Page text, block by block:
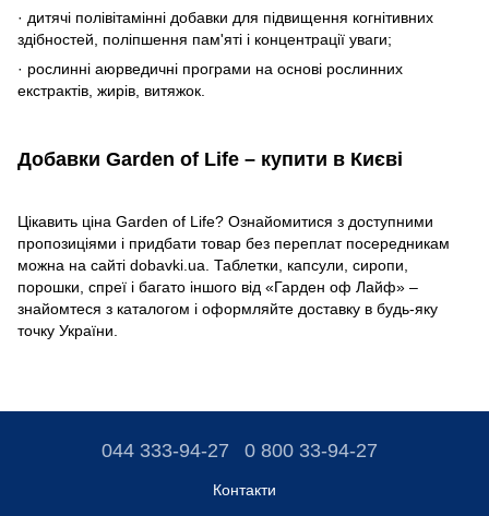
· дитячі полівітамінні добавки для підвищення когнітивних
здібностей, поліпшення пам'яті і концентрації уваги;
· рослинні аюрведичні програми на основі рослинних
екстрактів, жирів, витяжок.
Добавки Garden of Life – купити в Києві
Цікавить ціна Garden of Life? Ознайомитися з доступними
пропозиціями і придбати товар без переплат посередникам
можна на сайті dobavki.ua. Таблетки, капсули, сиропи,
порошки, спреї і багато іншого від «Гарден оф Лайф» –
знайомтеся з каталогом і оформляйте доставку в будь-яку
точку України.
044 333-94-27 0 800 33-94-27
Контакти